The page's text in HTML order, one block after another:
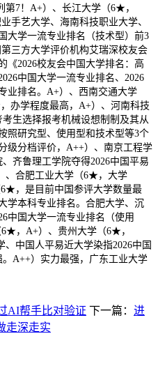
7！A+）、长江大学（6★，
手艺大学、海南科技职业大学、
大学一流专业排名（技术型）前3
三方大学评价机构艾瑞深校友会
《2026校友会中国大学排名：高
中国大学一流专业排名、2026
业排名。A+）、西南交通大学
办学程度最高，A+）、河南科技
生选择报考机械设想制制及其从
照研究型、使用型和技术型等3个
级分档评价，A++）、南京工程学
齐鲁理工学院夺得2026中国平易
、合肥工业大学（6★，大学
，是目前中国参评大学数量最
学本科专业排名。合肥大学、沉
中国大学一流专业排名（使用
，A+）、贵州大学（6★，
中国人平易近大学染指2026中国
A++）实力最强，广东工业大学
AI帮手比对验证 下一篇： 进
走深走实